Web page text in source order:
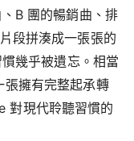
B 團的暢銷曲、排
段拼湊成一張張的
幾乎被遺忘。相當
擁有完整起承轉
對現代聆聽習慣的